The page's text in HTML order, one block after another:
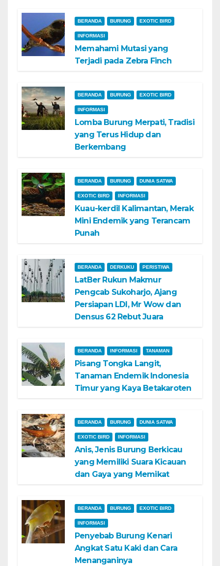
BERANDA BURUNG EXOTIC BIRD
INFORMASI
Memahami Mutasi yang
Terjadi pada Zebra Finch
BERANDA BURUNG EXOTIC BIRD
INFORMASI
Lomba Burung Merpati, Tradisi
yang Terus Hidup dan
Berkembang
BERANDA BURUNG DUNIA SATWA
EXOTIC BIRD INFORMASI
Kuau-kerdil Kalimantan, Merak
Mini Endemik yang Terancam
Punah
BERANDA DERKUKU PERISTIWA
LatBer Rukun Makmur
Pengcab Sukoharjo, Ajang
Persiapan LDI, Mr Wow dan
Densus 62 Rebut Juara
BERANDA INFORMASI TANAMAN
Pisang Tongka Langit,
Tanaman Endemik Indonesia
Timur yang Kaya Betakaroten
BERANDA BURUNG DUNIA SATWA
EXOTIC BIRD INFORMASI
Anis, Jenis Burung Berkicau
yang Memiliki Suara Kicauan
dan Gaya yang Memikat
BERANDA BURUNG EXOTIC BIRD
INFORMASI
Penyebab Burung Kenari
Angkat Satu Kaki dan Cara
Menanganinya